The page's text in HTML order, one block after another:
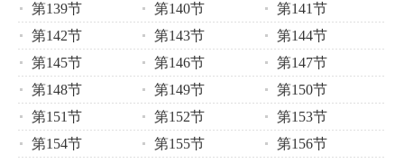
第139节
第140节
第141节
第142节
第143节
第144节
第145节
第146节
第147节
第148节
第149节
第150节
第151节
第152节
第153节
第154节
第155节
第156节